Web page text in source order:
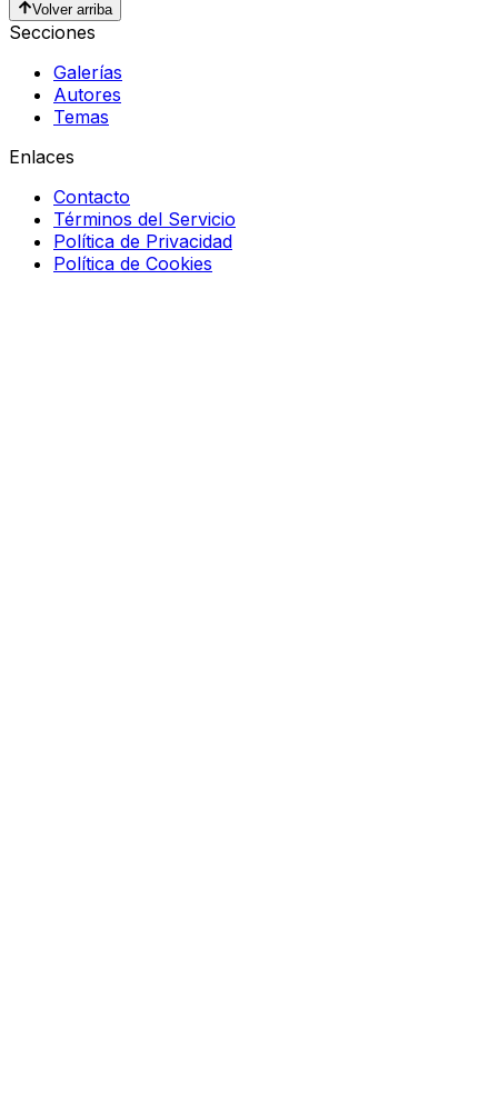
Volver arriba
Secciones
Galerías
Autores
Temas
Enlaces
Contacto
Términos del Servicio
Política de Privacidad
Política de Cookies